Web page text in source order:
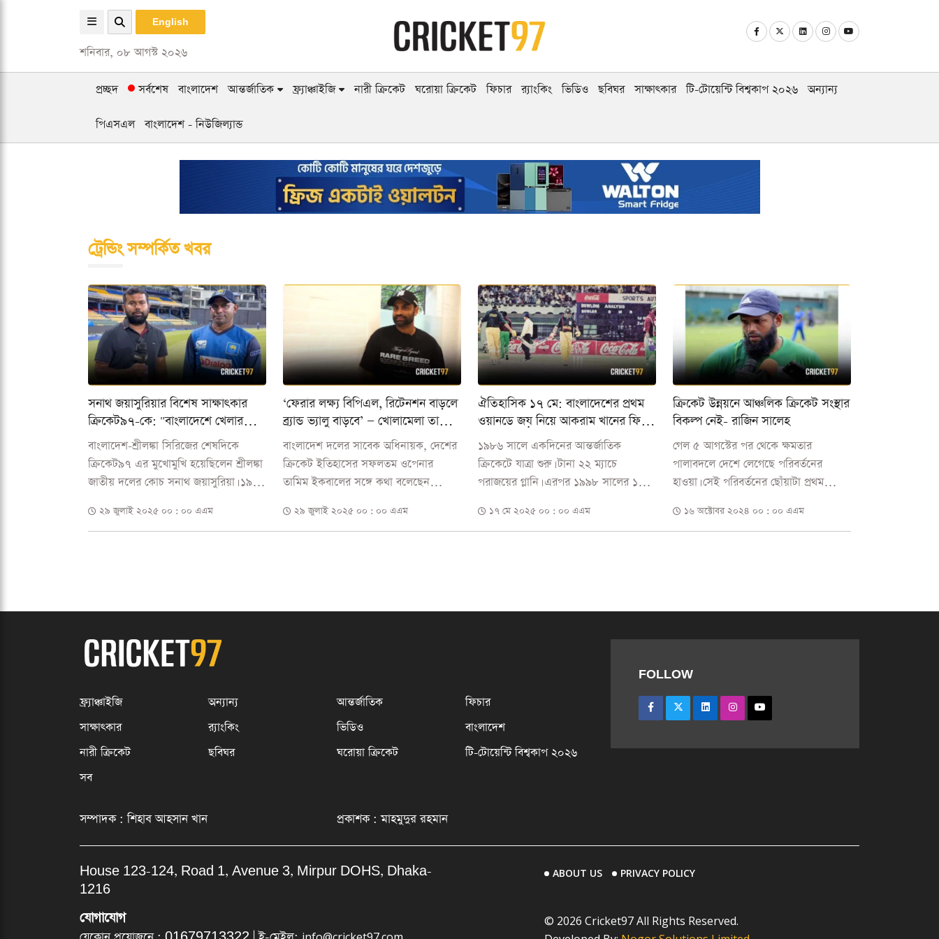
English
শনিবার, ০৮ আগস্ট ২০২৬
প্রচ্ছদ সর্বশেষ বাংলাদেশ আন্তর্জাতিক ফ্র্যাঞ্চাইজি নারী ক্রিকেট ঘরোয়া ক্রিকেট ফিচার র‍্যাংকিং ভিডিও ছবিঘর সাক্ষাৎকার টি-টোয়েন্টি বিশ্বকাপ ২০২৬ অন্যান্য
পিএসএল বাংলাদেশ - নিউজিল্যান্ড
ট্রেন্ডিং সম্পর্কিত খবর
সনাথ জয়াসুরিয়ার বিশেষ সাক্ষাৎকার
ক্রিকেট৯৭-কে: "বাংলাদেশে খেলার
স্মৃতি সবসময় হৃদয়ে থাকবে"
বাংলাদেশ-শ্রীলঙ্কা সিরিজের শেষদিকে
ক্রিকেট৯৭ এর মুখোমুখি হয়েছিলেন শ্রীলঙ্কা
জাতীয় দলের কোচ সনাথ জয়াসুরিয়া। ১৯৯৬
লম্বা...
২৯ জুলাই ২০২৫ ০০ : ০০ এএম
‘ফেরার লক্ষ্য বিপিএল, রিটেনশন বাড়লে
ব্র্যান্ড ভ্যালু বাড়বে’ — খোলামেলা তামিম
ইকবাল
বাংলাদেশ দলের সাবেক অধিনায়ক, দেশের
ক্রিকেট ইতিহাসের সফলতম ওপেনার
তামিম ইকবালের সঙ্গে কথা বলেছেন
শিমুল।...
২৯ জুলাই ২০২৫ ০০ : ০০ এএম
ঐতিহাসিক ১৭ মে: বাংলাদেশের প্রথম
ওয়ানডে জয় নিয়ে আকরাম খানের ফিরে
দেখা
১৯৮৬ সালে একদিনের আন্তর্জাতিক
ক্রিকেটে যাত্রা শুরু। টানা ২২ ম্যাচে
পরাজয়ের গ্লানি। এরপর ১৯৯৮ সালের ১৭
১৭ মে ২০২৫ ০০ : ০০ এএম
ক্রিকেট উন্নয়নে আঞ্চলিক ক্রিকেট সংস্থার
বিকল্প নেই- রাজিন সালেহ
গেল ৫ আগস্টের পর থেকে ক্ষমতার
পালাবদলে দেশে লেগেছে পরিবর্তনের
হাওয়া। সেই পরিবর্তনের ছোঁয়াটা প্রথম
অন্তর্বর্তীকালীন সরকার...
১৬ অক্টোবর ২০২৪ ০০ : ০০ এএম
ফ্র্যাঞ্চাইজি অন্যান্য আন্তর্জাতিক
ফিচার
সাক্ষাৎকার
র‍্যাংকিং ভিডিও
বাংলাদেশ
নারী ক্রিকেট
ছবিঘর ঘরোয়া ক্রিকেট
টি-টোয়েন্টি বিশ্বকাপ ২০২৬
সব
সম্পাদক : শিহাব আহসান খান প্রকাশক : মাহমুদুর রহমান
FOLLOW
House 123-124, Road 1, Avenue 3, Mirpur DOHS, Dhaka-
1216
যোগাযোগ
ABOUT US PRIVACY POLICY
© 2026 Cricket97 All Rights Reserved.